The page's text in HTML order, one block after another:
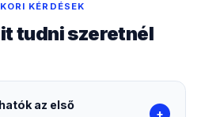
KÉRDÉSEK
tudni szeretnél
az első
+